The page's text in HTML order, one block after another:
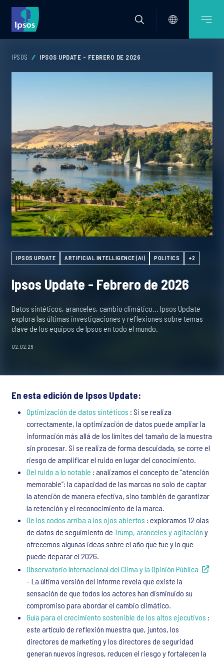
IPSOS IPSOS UPDATE - FEBRERO DE 2026
IPSOS UPDATE ARTIFICIAL INTELLIGENCE (AI) POLITICS +2
Ipsos Update - Febrero de 2026
Datos sintéticos, aranceles, cambio climático… Ipsos Update
explora las últimas investigaciones y reflexiones sobre temas
clave de los equipos de Ipsos en todo el mundo.
02.02.26
En esta edición de Ipsos Update:
Optimización de datos sintéticos : Si se realiza
correctamente, la optimización de datos puede ampliar la
información más allá de los límites del tamaño de la muestra
sin procesar. Si se realiza de forma descuidada, se corre el
riesgo de amplificar el ruido en lugar del conocimiento.
Del ruido a lo notable : analizamos el concepto de “atención
memorable”: la capacidad de las marcas no solo de captar
la atención de manera efectiva, sino también de garantizar
la retención y el reconocimiento de la marca.
De los codos arriba a los ojos abiertos : exploramos 12 olas
de datos de seguimiento de Trump, aranceles y agitación y
ofrecemos algunas ideas sobre el año que fue y lo que
puede deparar el 2026.
Observatorio Internacional del Clima y la Opinión Pública
– La última versión del informe revela que existe la
sensación de que todos los actores han disminuido su
compromiso para abordar el cambio climático.
Guía para el crecimiento sostenible de los altos ejecutivos :
este artículo de reflexión muestra que, juntos, los
directores de marketing y los directores de seguridad
generan nuevos ingresos, reducen el riesgo y fortalecen la